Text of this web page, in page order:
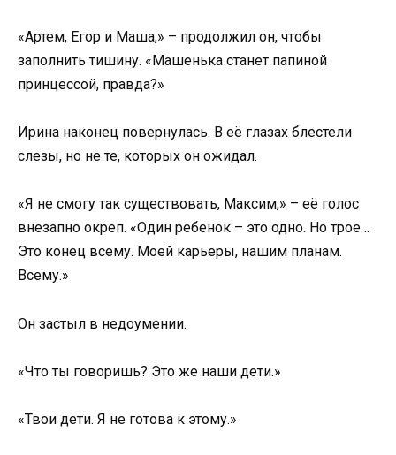
«Артем, Егор и Маша,» – продолжил он, чтобы
заполнить тишину. «Машенька станет папиной
принцессой, правда?»
Ирина наконец повернулась. В её глазах блестели
слезы, но не те, которых он ожидал.
«Я не смогу так существовать, Максим,» – её голос
внезапно окреп. «Один ребенок – это одно. Но трое…
Это конец всему. Моей карьеры, нашим планам.
Всему.»
Он застыл в недоумении.
«Что ты говоришь? Это же наши дети.»
«Твои дети. Я не готова к этому.»